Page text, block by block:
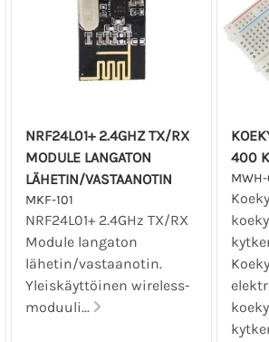
NRF24L01+ 2.4GHZ TX/RX
MODULE LANGATON
LÄHETIN/VASTAANOTIN
MKF-101
NRF24L01+ 2.4GHz TX/RX
Module langaton
lähetin/vastaanotin.
Yleiskäyttöinen wireless-
moduuli...
400